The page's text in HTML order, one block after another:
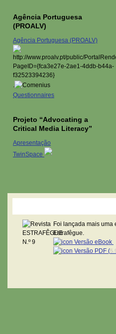
Agência Portuguesa
(PROALV)
Agência Portuguesa (PROALV)
.
Questionnaires
Projeto “Advocating a
Critical Media Literacy”
Apresentação
TwinSpace
Foi lançada mais uma
Estrafêgue.
Versão eBook
Versão PDF (